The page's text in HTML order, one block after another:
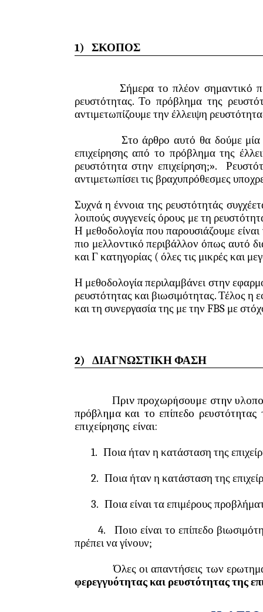
1) ΣΚΟΠΟΣ
Σήμερα το πλέον σημαντικό
ρευστότητας. Το πρόβλημα της
αντιμετωπίζουμε την έλλειψη
Στο άρθρο αυτό θα δούμε μία
επιχείρησης από το πρόβλημα της
ρευστότητα στην επιχείρηση;».
αντιμετωπίσει τις βραχυπρόθεσμες
Συχνά η έννοια της ρευστότητάς
λοιπούς συγγενείς όρους με τη
Η μεθοδολογία που παρουσιάζουμε είναι
πιο μελλοντικό περιβάλλον όπως αυτό
και Γ κατηγορίας ( όλες τις μικρές και
Η μεθοδολογία περιλαμβάνει στην
ρευστότητας και βιωσιμότητας. Τέλος η
και τη συνεργασία της με την FBS με
2) ΔΙΑΓΝΩΣΤΙΚΗ ΦΑΣΗ
Πριν προχωρήσουμε στην
πρόβλημα και το επίπεδο
επιχείρησης είναι:
1. Ποια ήταν η κατάσταση της
2. Ποια ήταν η κατάσταση της
3. Ποια είναι τα επιμέρους
4.
Ποιο είναι το επίπεδο
πρέπει να γίνουν;
Όλες οι απαντήσεις των
φερεγγυότητας και ρευστότητας της